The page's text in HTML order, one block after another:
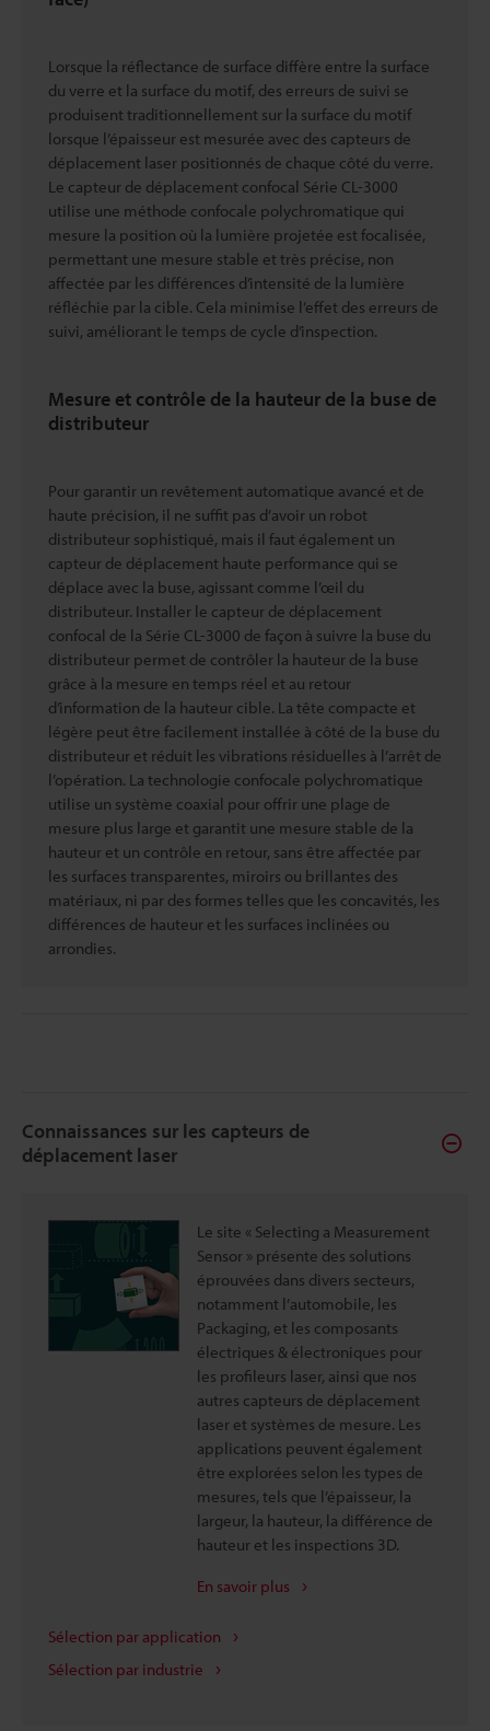
Lorsque la réflectance de surface diffère entre la surface
du verre et la surface du motif, des erreurs de suivi se
produisent traditionnellement sur la surface du motif
lorsque l’épaisseur est mesurée avec des capteurs de
déplacement laser positionnés de chaque côté du verre.
Le capteur de déplacement confocal Série CL-3000
utilise une méthode confocale polychromatique qui
mesure la position où la lumière projetée est focalisée,
permettant une mesure stable et très précise, non
affectée par les différences d’intensité de la lumière
réfléchie par la cible. Cela minimise l’effet des erreurs de
suivi, améliorant le temps de cycle d’inspection.
Mesure et contrôle de la hauteur de la buse de
distributeur
Pour garantir un revêtement automatique avancé et de
haute précision, il ne suffit pas d’avoir un robot
distributeur sophistiqué, mais il faut également un
capteur de déplacement haute performance qui se
déplace avec la buse, agissant comme l’œil du
distributeur. Installer le capteur de déplacement
confocal de la Série CL-3000 de façon à suivre la buse du
distributeur permet de contrôler la hauteur de la buse
grâce à la mesure en temps réel et au retour
d’information de la hauteur cible. La tête compacte et
légère peut être facilement installée à côté de la buse du
distributeur et réduit les vibrations résiduelles à l’arrêt de
l’opération. La technologie confocale polychromatique
utilise un système coaxial pour offrir une plage de
mesure plus large et garantit une mesure stable de la
hauteur et un contrôle en retour, sans être affectée par
les surfaces transparentes, miroirs ou brillantes des
matériaux, ni par des formes telles que les concavités, les
différences de hauteur et les surfaces inclinées ou
arrondies.
Connaissances sur les capteurs de
déplacement laser
Le site « Selecting a Measurement
Sensor » présente des solutions
éprouvées dans divers secteurs,
notamment l’automobile, les
Packaging, et les composants
électriques & électroniques pour
les profileurs laser, ainsi que nos
autres capteurs de déplacement
laser et systèmes de mesure. Les
applications peuvent également
être explorées selon les types de
mesures, tels que l’épaisseur, la
largeur, la hauteur, la différence de
hauteur et les inspections 3D.
En savoir plus
Sélection par application
Sélection par industrie